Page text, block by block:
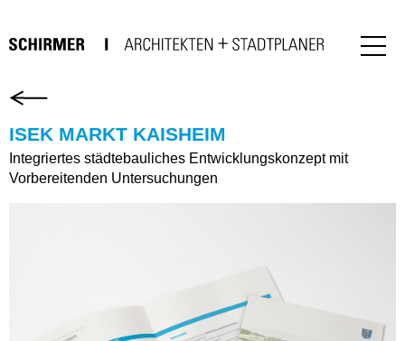
ISEK MARKT KAISHEIM
Integriertes städtebauliches Entwicklungskonzept mit
Vorbereitenden Untersuchungen